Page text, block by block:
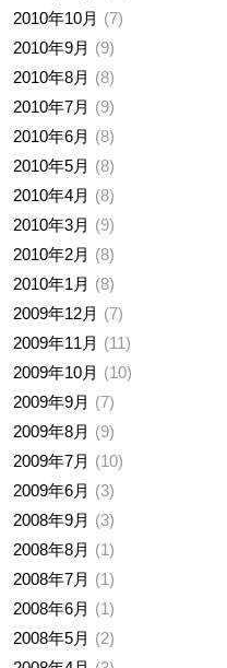
2010年10月
7
2010年9月
9
2010年8月
8
2010年7月
9
2010年6月
8
2010年5月
8
2010年4月
8
2010年3月
9
2010年2月
8
2010年1月
8
2009年12月
7
2009年11月
11
2009年10月
10
2009年9月
7
2009年8月
9
2009年7月
10
2009年6月
3
2008年9月
3
2008年8月
1
2008年7月
1
2008年6月
1
2008年5月
2